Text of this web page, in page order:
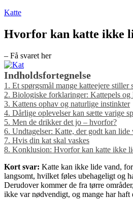
Katte
Hvorfor kan katte ikke
– Få svaret her
Indholdsfortegnelse
1. Et spørgsmål mange katteejere stiller
2. Biologiske forklaringer: Kattepels og
3. Kattens ophav og naturlige instinkter
4. Dårlige oplevelser kan sætte varige
5. Men de drikker det jo – hvorfor?
6. Undtagelser: Katte, der godt kan lide
7. Hvis din kat skal vaskes
8. Konklusion: Hvorfor kan katte ikke
Kort svar: Katte kan ikke lide vand,
langsomt, hvilket føles ubehageligt og
Derudover kommer de fra tørre
ikke var nødvendigt, og mange har haft